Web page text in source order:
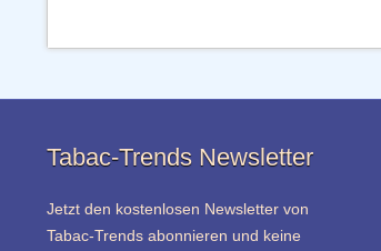
Tabac-Trends Newsletter
Jetzt den kostenlosen Newsletter von
Tabac-Trends abonnieren und keine